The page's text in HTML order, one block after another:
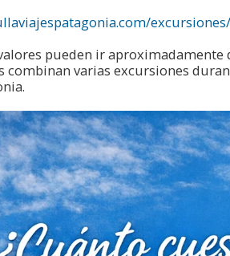
pueden ir aproximadamente
combinan varias excursiones